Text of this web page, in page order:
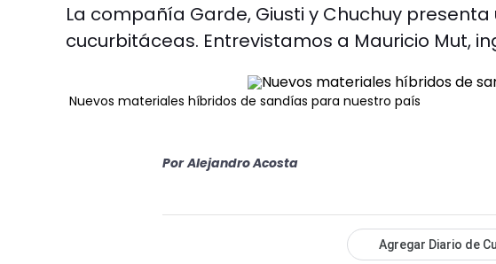
La compañía Garde, Giusti y Chuchuy
cucurbitáceas. Entrevistamos a Mauricio Mut,
Nuevos materiales híbridos de sandías para nuestro país
Por Alejandro Acosta
Agregar Diario de